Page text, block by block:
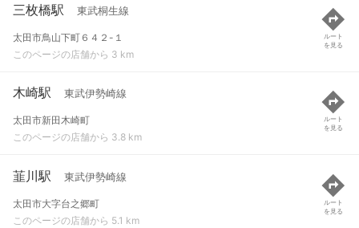
三枚橋駅 東武桐生線
太田市鳥山下町６４２-１
このページの店舗から 3 km
ルート
を見る
木崎駅 東武伊勢崎線
太田市新田木崎町
このページの店舗から 3.8 km
ルート
を見る
韮川駅 東武伊勢崎線
太田市大字台之郷町
このページの店舗から 5.1 km
ルート
を見る